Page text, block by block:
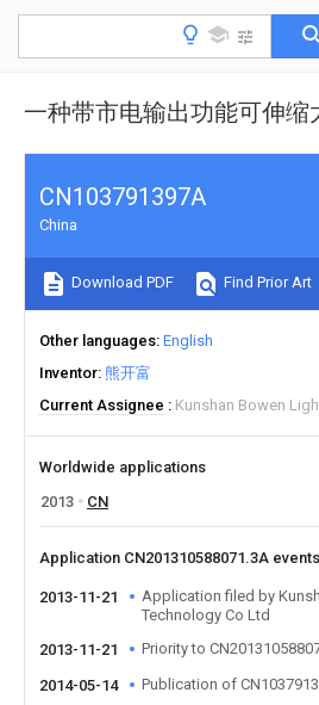
一种带市电输出功能可伸缩
CN103791397A
China
Download PDF Find Prior Art
Other languages English
Inventor 熊开富
Current Assignee
Kunshan Bowen
Worldwide applications
2013
CN
Application CN201310588071.3A events
2013-11-21
Application filed by
Technology Co Ltd
2013-11-21
Priority to
2014-05-14 Publication of